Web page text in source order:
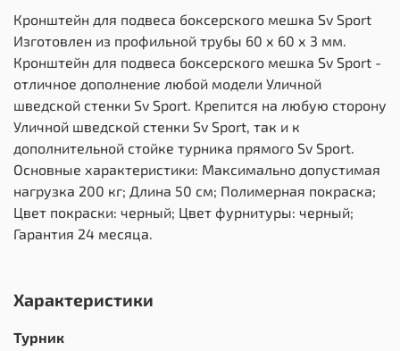
Кронштейн для подвеса боксерского мешка Sv Sport
Изготовлен из профильной трубы 60 х 60 х 3 мм.
Кронштейн для подвеса боксерского мешка Sv Sport -
отличное дополнение любой модели Уличной
шведской стенки Sv Sport. Крепится на любую сторону
Уличной шведской стенки Sv Sport, так и к
дополнительной стойке турника прямого Sv Sport.
Основные характеристики: Максимально допустимая
нагрузка 200 кг; Длина 50 см; Полимерная покраска;
Цвет покраски: черный; Цвет фурнитуры: черный;
Гарантия 24 месяца.
Характеристики
Турник